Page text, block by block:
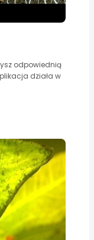
odpowiednią
działa w